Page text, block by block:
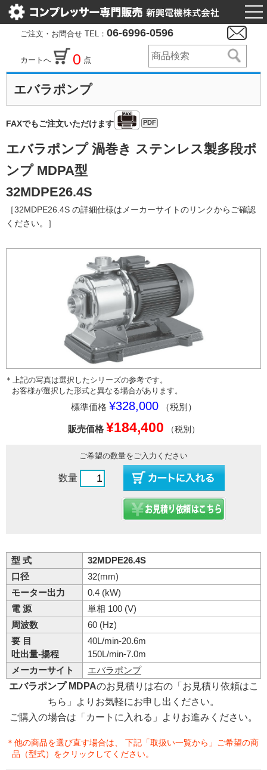
ご注文・お問合せ TEL： 06-6996-0596
カートへ 0 点
エバラポンプ
FAXでもご注文いただけます PDF
エバラポンプ 渦巻き ステンレス製多段ポ
ンプ MDPA型
32MDPE26.4S
［32MDPE26.4S の詳細仕様はメーカーサイトのリンクからご確認
ください。］
＊上記の写真は選択したシリーズの参考です。
お客様が選択した形式と異なる場合があります。
標準価格 ¥328,000 （税別）
販売価格 ¥184,400 （税別）
ご希望の数量をご入力ください
数量
型 式
32MDPE26.4S
口径
32(mm)
モーター出力
0.4 (kW)
電 源
単相 100 (V)
周波数
60 (Hz)
要 目
吐出量-揚程
40L/min-20.6m
150L/min-7.0m
メーカーサイト
エバラポンプ
エバラポンプ MDPAのお見積りは右の「お見積り依頼はこ
ちら」よりお気軽にお申し出ください。
ご購入の場合は「カートに入れる」よりお進みください。
＊他の商品を選び直す場合は、 下記「取扱い一覧から」ご希望の商
品（型式）をクリックしてください。